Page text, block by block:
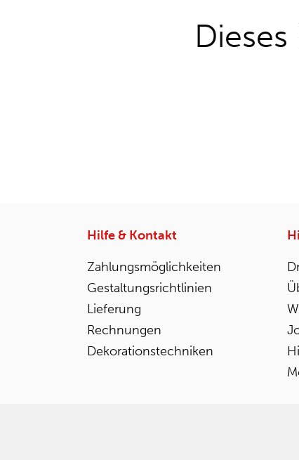
Hilfe & Kontakt
Zahlungsmöglichkeiten
Gestaltungsrichtlinien
Lieferung
Rechnungen
Dekorationstechniken